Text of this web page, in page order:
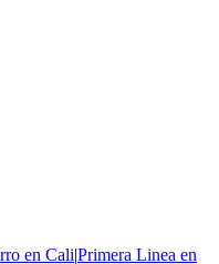
en Cali|Primera Linea en